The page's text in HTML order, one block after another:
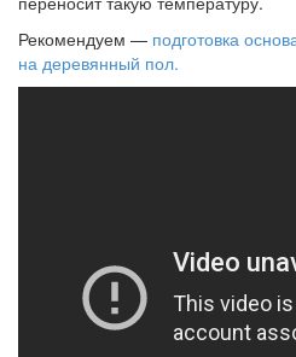
Рекомендуем — подготовка
на деревянный пол.